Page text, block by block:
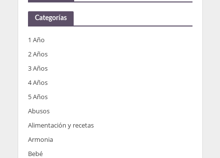
Categorías
1 Año
2 Años
3 Años
4 Años
5 Años
Abusos
Alimentación y recetas
Armonia
Bebé